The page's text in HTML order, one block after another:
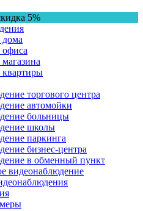
5%
торгового центра
автомойки
больницы
школы
паркинга
бизнес-центра
в обменный пункт
видеонаблюдение